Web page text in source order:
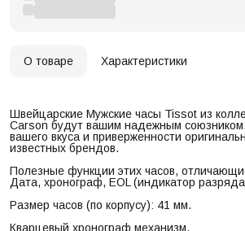
О товаре Характеристики
Швейцарские Мужские часы Tissot из
Carson будут вашим надежным союзником,
вашего вкуса и приверженности
известных брендов.
Полезные функции этих часов,
Дата, хронограф, EOL (индикатор
Размер часов (по корпусу): 41 мм.
Кварцевый хронограф механизм.